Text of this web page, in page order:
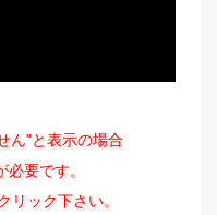
ん"と表示の場合
必要です。
リック下さい。